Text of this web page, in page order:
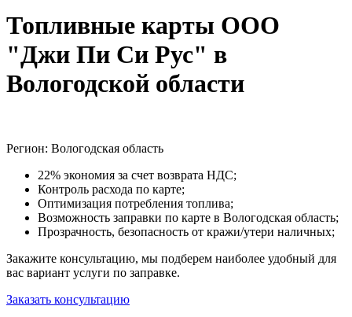
Топливные карты ООО
"Джи Пи Си Рус" в
Вологодской области
Регион: Вологодская область
22% экономия за счет возврата НДС;
Контроль расхода по карте;
Оптимизация потребления топлива;
Возможность заправки по карте в Вологодская область;
Прозрачность, безопасность от кражи/утери наличных;
Закажите консультацию, мы подберем наиболее удобный для
вас вариант услуги по заправке.
Заказать консультацию